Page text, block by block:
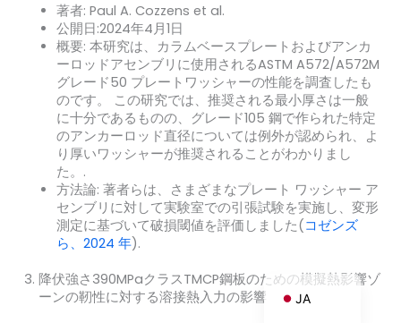
著者: Paul A. Cozzens et al.
公開日:2024年4月1日
概要: 本研究は、カラムベースプレートおよびアンカ
ーロッドアセンブリに使用されるASTM A572/A572M
グレード50 プレートワッシャーの性能を調査したも
のです。 この研究では、推奨される最小厚さは一般
に十分であるものの、グレード105 鋼で作られた特定
のアンカーロッド直径については例外が認められ、よ
り厚いワッシャーが推奨されることがわかりまし
た。.
方法論: 著者らは、さまざまなプレート ワッシャー ア
センブリに対して実験室での引張試験を実施し、変形
測定に基づいて破損閾値を評価しました(コゼンズ
ら、2024 年).
降伏強さ390MPaクラスTMCP鋼板のための模擬熱影響ゾ
ーンの靭性に対する溶接熱入力の影響
JA
EN
NL
IT
KO
PT
RU